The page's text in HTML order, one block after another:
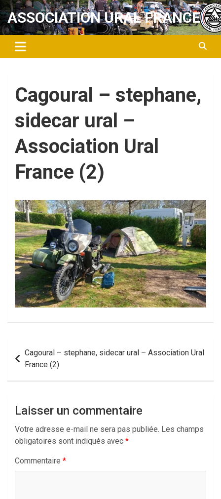
Aller
au
contenu
ASSOCIATION URAL FRANCE
Cagoural – stephane,
sidecar ural –
Association Ural
France (2)
Navigation
de
l’article
Cagoural – stephane, sidecar ural – Association Ural
France (2)
Laisser un commentaire
Votre adresse e-mail ne sera pas publiée. Les champs
obligatoires sont indiqués avec *
Commentaire *